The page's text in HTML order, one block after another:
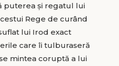
puterea și regatul lui
Rege de curând
lui Irod exact
care îi tulburaseră
mintea coruptă a lui